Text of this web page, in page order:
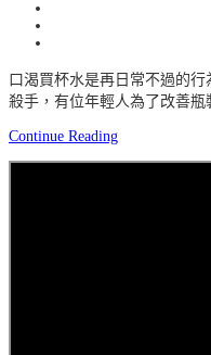
口渴買杯水是再日常不過的
殺手，有位年輕人為了改善
Continue Reading